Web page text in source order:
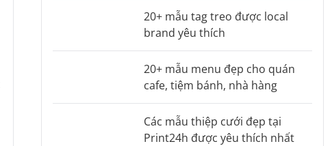
20+ mẫu tag treo được local
brand yêu thích
20+ mẫu menu đẹp cho quán
cafe, tiệm bánh, nhà hàng
Các mẫu thiệp cưới đẹp tại
Print24h được yêu thích nhất